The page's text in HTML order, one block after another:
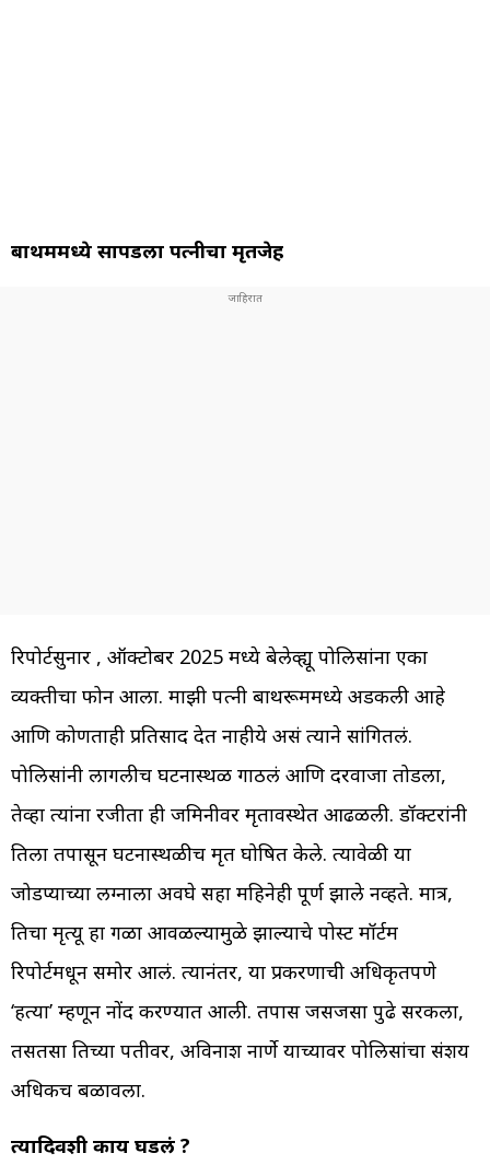
बाथरूममध्ये सापडला पत्नीचा मृतजेह
रिपोर्टसुनार , ऑक्टोबर 2025 मध्ये बेलेव्ह्यू पोलिसांना एका
व्यक्तीचा फोन आला. माझी पत्नी बाथरूममध्ये अडकली आहे
आणि कोणताही प्रतिसाद देत नाहीये असं त्याने सांगितलं.
पोलिसांनी लागलीच घटनास्थळ गाठलं आणि दरवाजा तोडला,
तेव्हा त्यांना रजीता ही जमिनीवर मृतावस्थेत आढळली. डॉक्टरांनी
तिला तपासून घटनास्थळीच मृत घोषित केले. त्यावेळी या
जोडप्याच्या लग्नाला अवघे सहा महिनेही पूर्ण झाले नव्हते. मात्र,
तिचा मृत्यू हा गळा आवळल्यामुळे झाल्याचे पोस्ट मॉर्टम
रिपोर्टमधून समोर आलं. त्यानंतर, या प्रकरणाची अधिकृतपणे
‘हत्या’ म्हणून नोंद करण्यात आली. तपास जसजसा पुढे सरकला,
तसतसा तिच्या पतीवर, अविनाश नार्णे याच्यावर पोलिसांचा संशय
अधिकच बळावला.
त्यादिवशी काय घडलं ?